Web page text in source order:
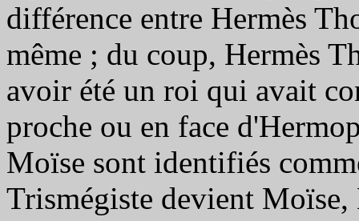
différence entre Hermès
même ; du coup, Hermès
avoir été un roi qui avait
proche ou en face
Moïse sont identifiés
Trismégiste devient